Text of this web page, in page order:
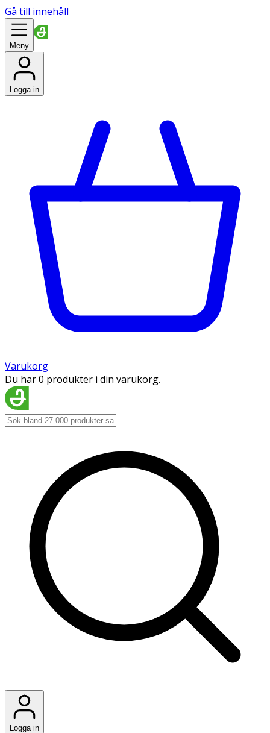
Gå till innehåll
Meny
Logga in
Varukorg
Du har 0 produkter i din varukorg.
Logga in